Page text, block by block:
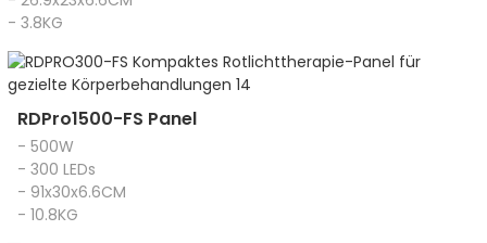
- 3.8KG
RDPro1500-FS Panel
- 500W
- 300 LEDs
- 91x30x6.6CM
- 10.8KG